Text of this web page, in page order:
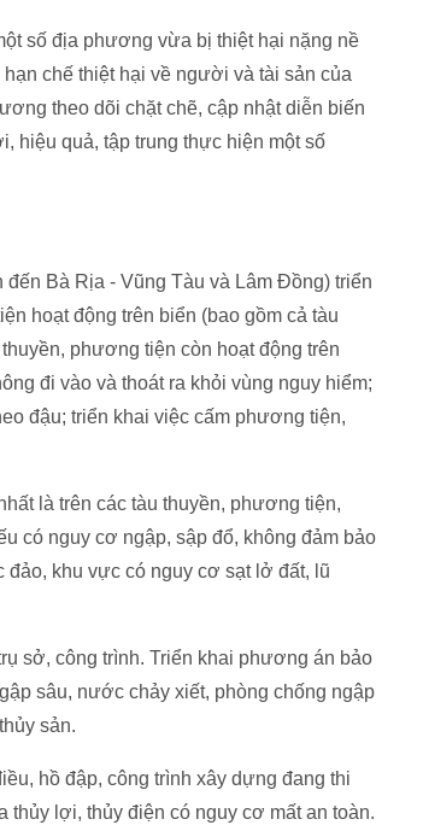
số địa phương vừa bị thiệt hại nặng nề
chế thiệt hại về người và tài sản của
theo dõi chặt chẽ, cập nhật diễn biến
hiệu quả, tập trung thực hiện một số
Bà Rịa - Vũng Tàu và Lâm Đồng) triển
hoạt động trên biển (bao gồm cả tàu
phương tiện còn hoạt động trên
đi vào và thoát ra khỏi vùng nguy hiểm;
đậu; triển khai việc cấm phương tiện,
là trên các tàu thuyền, phương tiện,
có nguy cơ ngập, sập đổ, không đảm bảo
đảo, khu vực có nguy cơ sạt lở đất, lũ
sở, công trình. Triển khai phương án bảo
sâu, nước chảy xiết, phòng chống ngập
sản.
hồ đập, công trình xây dựng đang thi
lợi, thủy điện có nguy cơ mất an toàn.